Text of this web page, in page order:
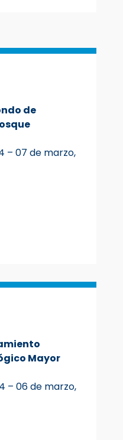
de
– 07 de marzo,
Mayor
– 06 de marzo,